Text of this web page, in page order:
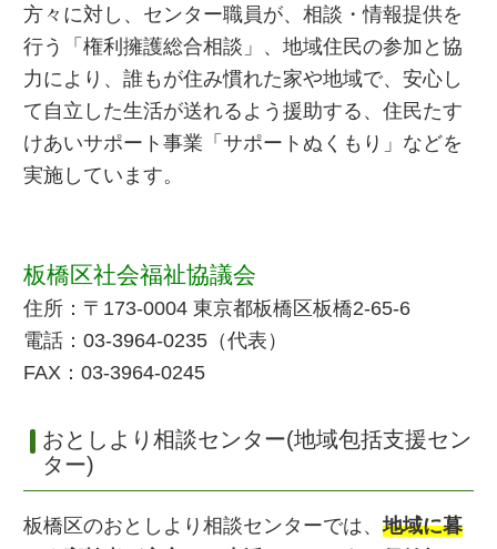
方々に対し、センター職員が、相談・情報提供を
行う「権利擁護総合相談」、地域住民の参加と協
力により、誰もが住み慣れた家や地域で、安心し
て自立した生活が送れるよう援助する、住民たす
けあいサポート事業「サポートぬくもり」などを
実施しています。
板橋区社会福祉協議会
住所：〒173-0004 東京都板橋区板橋2-65-6
電話：03-3964-0235（代表）
FAX：03-3964-0245
おとしより相談センター(地域包括支援セン
ター)
板橋区のおとしより相談センターでは、地域に暮